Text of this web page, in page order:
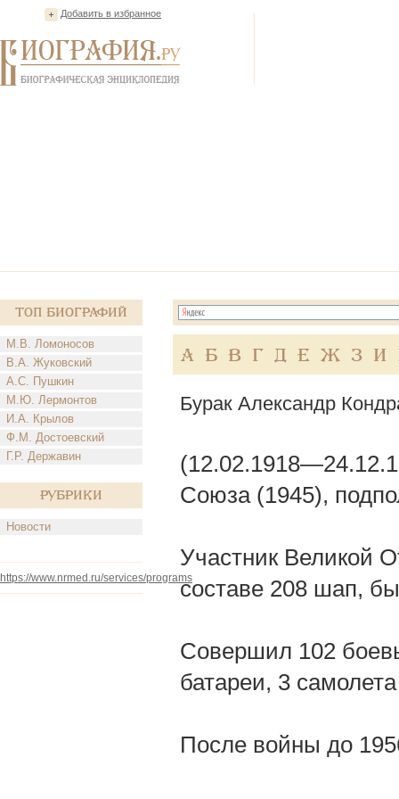
Добавить в избранное
Топ Биографий
М.В. Ломоносов
В.А. Жуковский
А.С. Пушкин
М.Ю. Лермонтов
И.А. Крылов
Ф.М. Достоевский
Г.Р. Державин
Рубрики
Новости
https://www.nrmed.ru/services/programs
А Б В Г Д Е Ж З И
Бурак Александр
Союза (1945),
Участник Великой
составе 208 шап,
Совершил 102
батареи, 3
После войны до